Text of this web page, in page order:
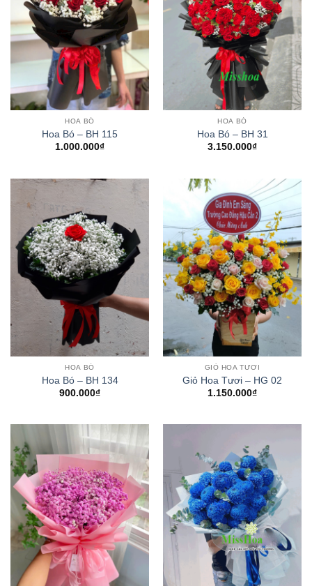
HOA BÓ
Hoa Bó – BH 115
1.000.000₫
HOA BÓ
Hoa Bó – BH 31
3.150.000₫
HOA BÓ
Hoa Bó – BH 134
900.000₫
GIỎ HOA TƯƠI
Giỏ Hoa Tươi – HG 02
1.150.000₫